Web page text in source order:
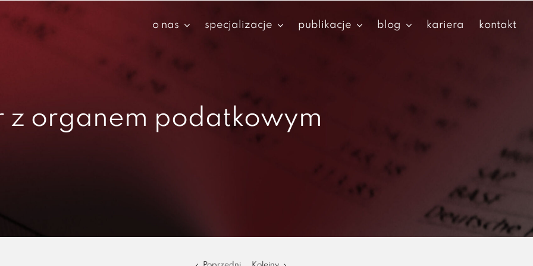
o nas specjalizacje publikacje blog kariera kontakt
z organem podatkowym